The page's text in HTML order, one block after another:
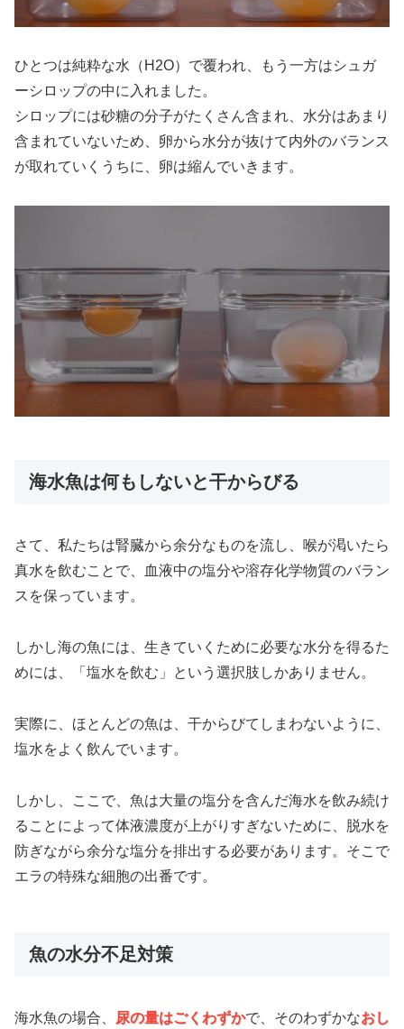
ひとつは純粋な水（H2O）で覆われ、もう一方はシュガ
ーシロップの中に入れました。
シロップには砂糖の分子がたくさん含まれ、水分はあまり
含まれていないため、卵から水分が抜けて内外のバランス
が取れていくうちに、卵は縮んでいきます。
海水魚は何もしないと干からびる
さて、私たちは腎臓から余分なものを流し、喉が渇いたら
真水を飲むことで、血液中の塩分や溶存化学物質のバラン
スを保っています。
しかし海の魚には、生きていくために必要な水分を得るた
めには、「塩水を飲む」という選択肢しかありません。
実際に、ほとんどの魚は、干からびてしまわないように、
塩水をよく飲んでいます。
しかし、ここで、魚は大量の塩分を含んだ海水を飲み続け
ることによって体液濃度が上がりすぎないために、脱水を
防ぎながら余分な塩分を排出する必要があります。そこで
エラの特殊な細胞の出番です。
魚の水分不足対策
海水魚の場合、 尿の量はごくわずかで、そのわずかなおし